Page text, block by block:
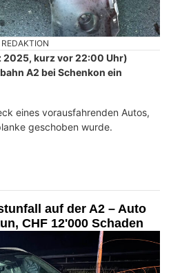
2025, kurz vor 22:00 Uhr)
A2 bei Schenkon ein
eines vorausfahrenden Autos,
geschoben wurde.
auf der A2 – Auto
CHF 12'000 Schaden